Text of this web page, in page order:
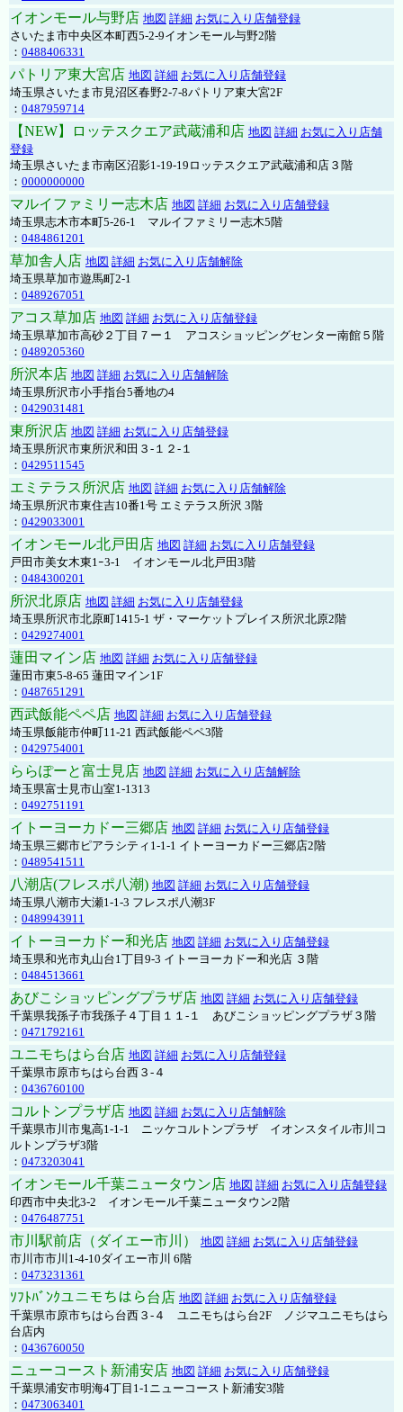
イオンモール与野店 地図 詳細 お気に入り店舗登録
さいたま市中央区本町西5-2-9イオンモール与野2階
： 0488406331
パトリア東大宮店 地図 詳細 お気に入り店舗登録
埼玉県さいたま市見沼区春野2-7-8パトリア東大宮2F
： 0487959714
【NEW】ロッテスクエア武蔵浦和店 地図 詳細 お気に入り店舗
登録
埼玉県さいたま市南区沼影1-19-19ロッテスクエア武蔵浦和店３階
： 0000000000
マルイファミリー志木店 地図 詳細 お気に入り店舗登録
埼玉県志木市本町5-26-1 マルイファミリー志木5階
： 0484861201
草加舎人店 地図 詳細 お気に入り店舗解除
埼玉県草加市遊馬町2-1
： 0489267051
アコス草加店 地図 詳細 お気に入り店舗登録
埼玉県草加市高砂２丁目７ー１ アコスショッピングセンター南館５階
： 0489205360
所沢本店 地図 詳細 お気に入り店舗解除
埼玉県所沢市小手指台5番地の4
： 0429031481
東所沢店 地図 詳細 お気に入り店舗登録
埼玉県所沢市東所沢和田３-１２-１
： 0429511545
エミテラス所沢店 地図 詳細 お気に入り店舗解除
埼玉県所沢市東住吉10番1号 エミテラス所沢 3階
： 0429033001
イオンモール北戸田店 地図 詳細 お気に入り店舗登録
戸田市美女木東1ｰ3‐1 イオンモール北戸田3階
： 0484300201
所沢北原店 地図 詳細 お気に入り店舗登録
埼玉県所沢市北原町1415-1 ザ・マーケットプレイス所沢北原2階
： 0429274001
蓮田マイン店 地図 詳細 お気に入り店舗登録
蓮田市東5-8-65 蓮田マイン1F
： 0487651291
西武飯能ペペ店 地図 詳細 お気に入り店舗登録
埼玉県飯能市仲町11-21 西武飯能ペペ3階
： 0429754001
ららぽーと富士見店 地図 詳細 お気に入り店舗解除
埼玉県富士見市山室1-1313
： 0492751191
イトーヨーカドー三郷店 地図 詳細 お気に入り店舗登録
埼玉県三郷市ピアラシティ1-1-1 イトーヨーカドー三郷店2階
： 0489541511
八潮店(フレスポ八潮) 地図 詳細 お気に入り店舗登録
埼玉県八潮市大瀬1-1-3 フレスポ八潮3F
： 0489943911
イトーヨーカドー和光店 地図 詳細 お気に入り店舗登録
埼玉県和光市丸山台1丁目9-3 イトーヨーカドー和光店 ３階
： 0484513661
あびこショッピングプラザ店 地図 詳細 お気に入り店舗登録
千葉県我孫子市我孫子４丁目１１-１ あびこショッピングプラザ３階
： 0471792161
ユニモちはら台店 地図 詳細 お気に入り店舗登録
千葉県市原市ちはら台西３-４
： 0436760100
コルトンプラザ店 地図 詳細 お気に入り店舗解除
千葉県市川市鬼高1-1-1 ニッケコルトンプラザ イオンスタイル市川コ
ルトンプラザ3階
： 0473203041
イオンモール千葉ニュータウン店 地図 詳細 お気に入り店舗登録
印西市中央北3-2 イオンモール千葉ニュータウン2階
： 0476487751
市川駅前店（ダイエー市川） 地図 詳細 お気に入り店舗登録
市川市市川1-4-10ダイエー市川 6階
： 0473231361
ｿﾌﾄﾊﾞﾝｸユニモちはら台店 地図 詳細 お気に入り店舗登録
千葉県市原市ちはら台西３-４ ユニモちはら台2F ノジマユニモちはら
台店内
： 0436760050
ニューコースト新浦安店 地図 詳細 お気に入り店舗登録
千葉県浦安市明海4丁目1-1ニューコースト新浦安3階
： 0473063401